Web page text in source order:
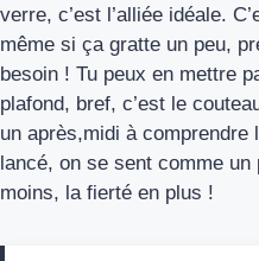
verre, c’est l’alliée idéale.
même si ça gratte un peu,
besoin ! Tu peux en mettre
plafond, bref, c’est le
un après,midi à
lancé, on se sent comme
moins, la fierté en plus !